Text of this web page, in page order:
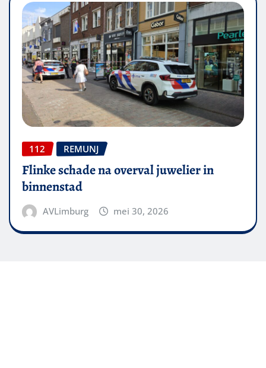
112 REMUNJ
Flinke schade na overval juwelier in
binnenstad
AVLimburg mei 30, 2026